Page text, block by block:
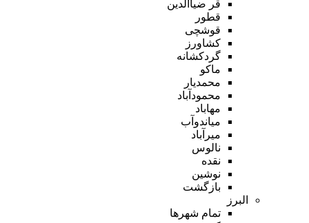
قر ضیاالدین
قطور
قوشچی
کشاورز
گردکشانه
ماکو
محمدیار
محمودآباد
مهاباد
میاندوآب
میرآباد
نالوس
نقده
نوشین
بازگشت
البرز
تمام شهر‌ها